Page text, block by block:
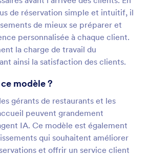
de réservation simple et intuitif, il
de mieux se préparer et
personnalisée à chaque client.
la charge de travail du
ainsi la satisfaction des clients.
modèle ?
gérants de restaurants et les
peuvent grandement
IA. Ce modèle est également
qui souhaitent améliorer
et offrir un service client